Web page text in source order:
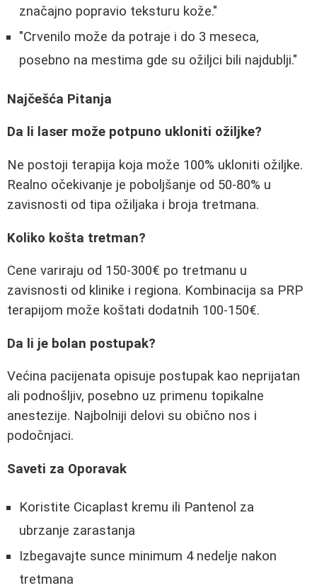
značajno popravio teksturu kože."
"Crvenilo može da potraje i do 3 meseca,
posebno na mestima gde su ožiljci bili najdublji."
Najčešća Pitanja
Da li laser može potpuno ukloniti ožiljke?
Ne postoji terapija koja može 100% ukloniti ožiljke.
Realno očekivanje je poboljšanje od 50-80% u
zavisnosti od tipa ožiljaka i broja tretmana.
Koliko košta tretman?
Cene variraju od 150-300€ po tretmanu u
zavisnosti od klinike i regiona. Kombinacija sa PRP
terapijom može koštati dodatnih 100-150€.
Da li je bolan postupak?
Većina pacijenata opisuje postupak kao neprijatan
ali podnošljiv, posebno uz primenu topikalne
anestezije. Najbolniji delovi su obično nos i
podočnjaci.
Saveti za Oporavak
Koristite Cicaplast kremu ili Pantenol za
ubrzanje zarastanja
Izbegavajte sunce minimum 4 nedelje nakon
tretmana